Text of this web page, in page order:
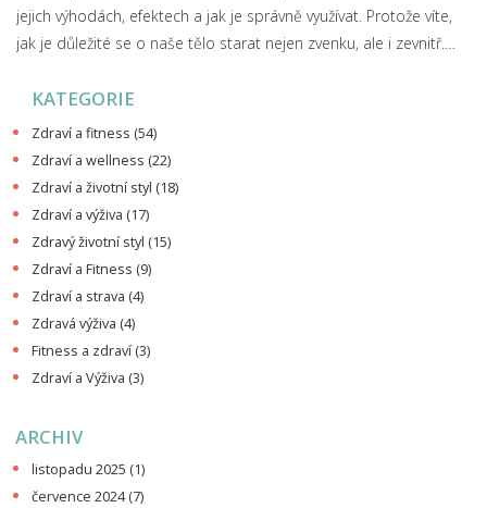
jejich výhodách, efektech a jak je správně využívat. Protože víte,
jak je důležité se o naše tělo starat nejen zvenku, ale i zevnitř.
může být klíčem k zdravějšímu a štíhlejšímu já.
KATEGORIE
Zdraví a fitness (54)
Zdraví a wellness (22)
Zdraví a životní styl (18)
Zdraví a výživa (17)
Zdravý životní styl (15)
Zdraví a Fitness (9)
Zdraví a strava (4)
Zdravá výživa (4)
Fitness a zdraví (3)
Zdraví a Výživa (3)
ARCHIV
listopadu 2025 (1)
července 2024(7)